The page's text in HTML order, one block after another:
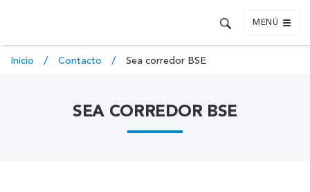
MENÚ
Inicio Contacto Sea corredor BSE
SEA CORREDOR BSE